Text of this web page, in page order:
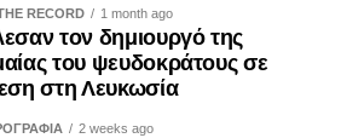
RECORD 1 month ago
τον δημιουργό της
του ψευδοκράτους σε
στη Λευκωσία
2 weeks ago